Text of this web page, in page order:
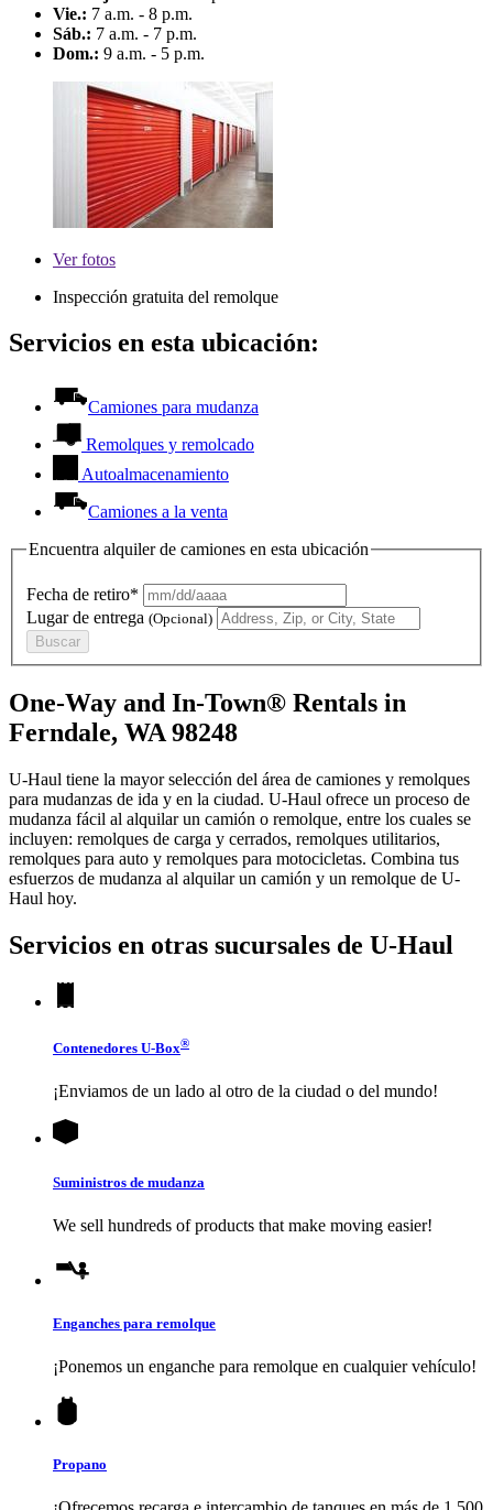
Vie.: 7 a.m. - 8 p.m.
Sáb.: 7 a.m. - 7 p.m.
Dom.: 9 a.m. - 5 p.m.
Verfotos
Inspección gratuita del remolque
Servicios en esta ubicación:
Camiones para mudanza
Remolques y remolcado
Autoalmacenamiento
Camiones a la venta
Encuentra alquiler de camiones en esta ubicación
Fecha de retiro*
Lugar de entrega (Opcional)
Buscar
One-Way and In-Town® Rentals in
Ferndale, WA 98248
U-Haul tiene la mayor selección del área de camiones y remolques
para mudanzas de ida y en la ciudad. U-Haul ofrece un proceso de
mudanza fácil al alquilar un camión o remolque, entre los cuales se
incluyen: remolques de carga y cerrados, remolques utilitarios,
remolques para auto y remolques para motocicletas. Combina tus
esfuerzos de mudanza al alquilar un camión y un remolque de U-
Haul hoy.
Servicios en otras sucursales de U-Haul
Contenedores U-Box®
¡Enviamos de un lado al otro de la ciudad o del mundo!
Suministros de mudanza
We sell hundreds of products that make moving easier!
Enganches para remolque
¡Ponemos un enganche para remolque en cualquier vehículo!
Propano